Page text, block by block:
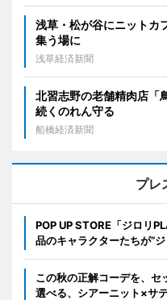
浅草・松が谷にニット
集う場に
浅草経済新聞
北習志野の老舗精肉店
続くのれん守る
船橋経済新聞
プレ
POP UP STORE「ジロリ
品のキャラクターたちが“
この秋の正解コーデを、セ
選べる、シアーニット×サ